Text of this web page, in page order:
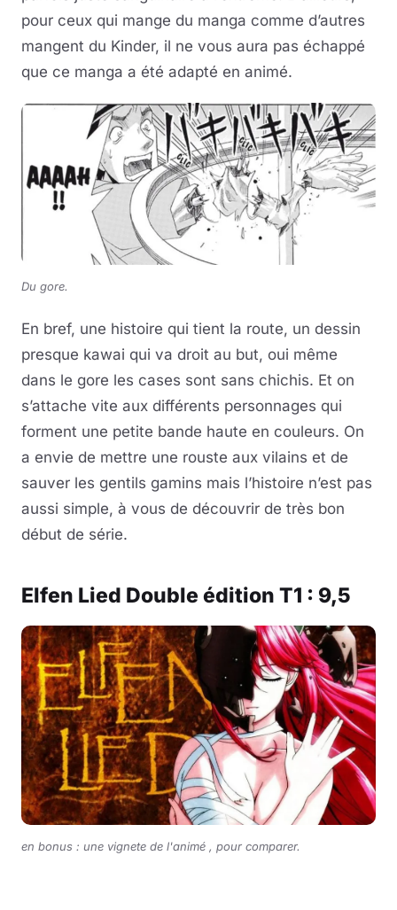
pour ceux qui mange du manga comme d’autres
mangent du Kinder, il ne vous aura pas échappé
que ce manga a été adapté en animé.
Du gore.
En bref, une histoire qui tient la route, un dessin
presque kawai qui va droit au but, oui même
dans le gore les cases sont sans chichis. Et on
s’attache vite aux différents personnages qui
forment une petite bande haute en couleurs. On
a envie de mettre une rouste aux vilains et de
sauver les gentils gamins mais l’histoire n’est pas
aussi simple, à vous de découvrir de très bon
début de série.
Elfen Lied Double édition T1 : 9,5
en bonus : une vignete de l'animé , pour comparer.